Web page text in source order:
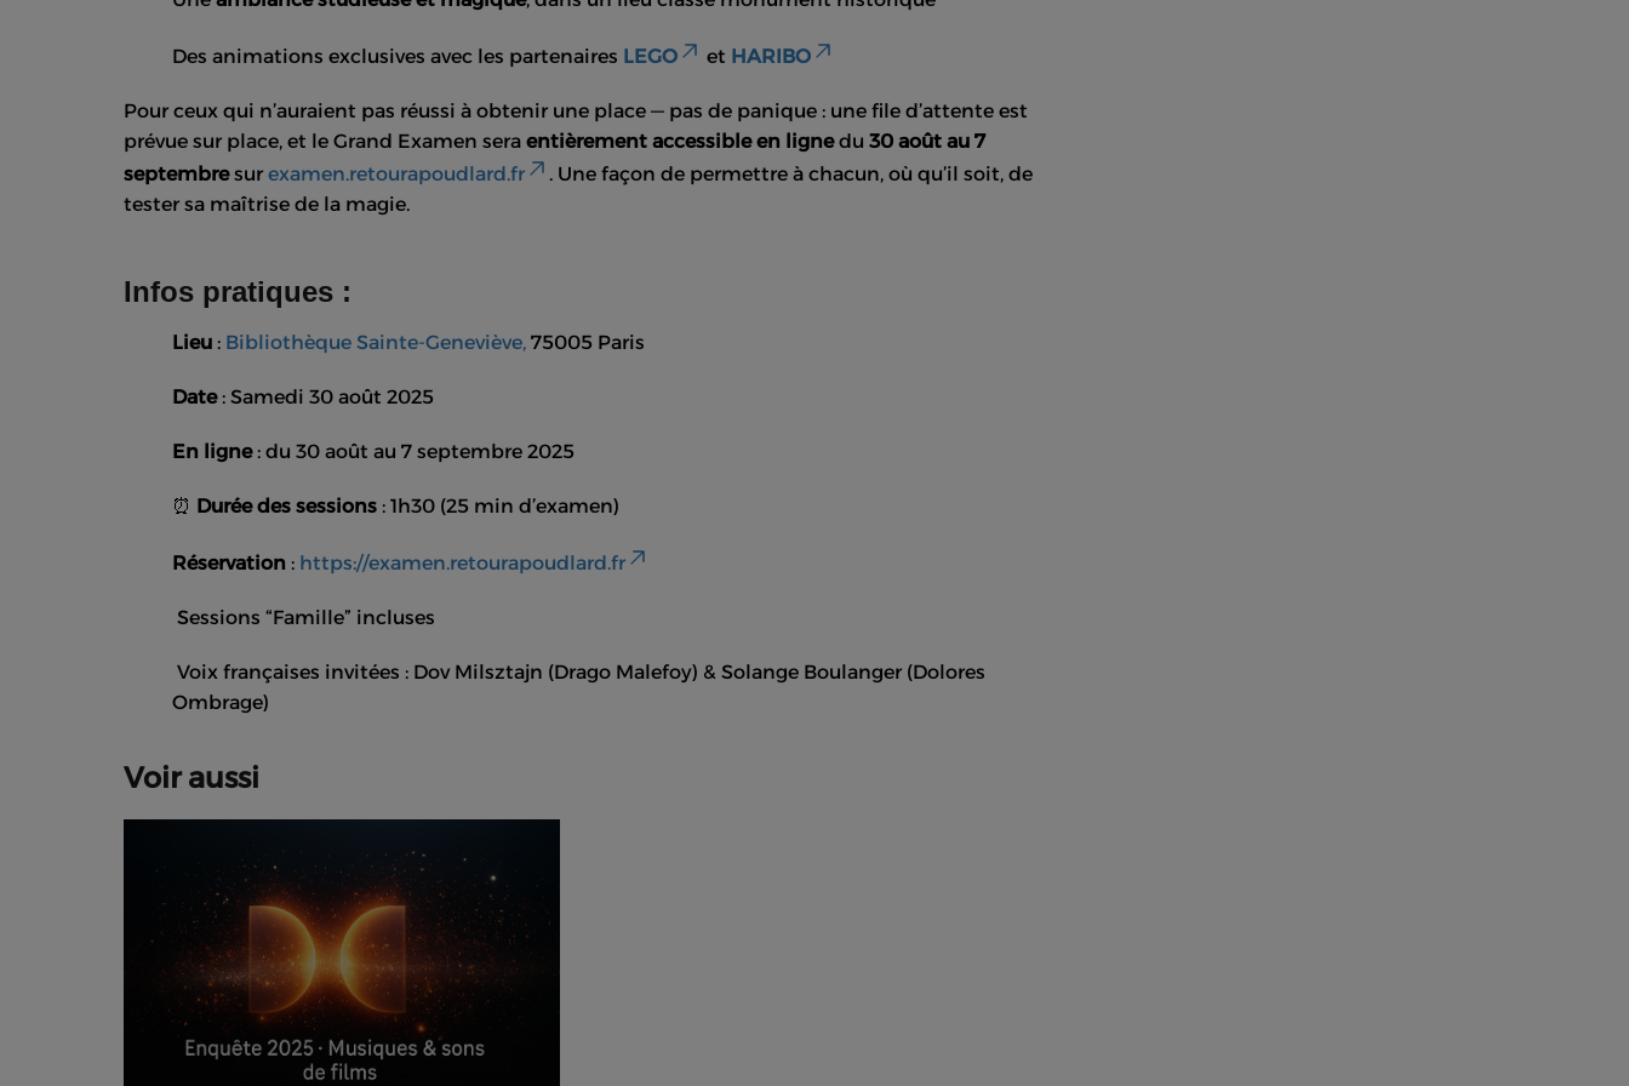
Des animations exclusives avec les partenaires LEGO et HARIBO
Pour ceux qui n’auraient pas réussi à obtenir une place — pas de panique : une file d’attente est
prévue sur place, et le Grand Examen sera entièrement accessible en lignedu 30 août au 7
septembresur examen.retourapoudlard.fr
. Une façon de permettre à chacun, où qu’il soit, de
tester sa maîtrise de la magie.
Infos pratiques :
Lieu : Bibliothèque Sainte-Geneviève, 75005 Paris
Date: Samedi 30 août 2025
En ligne: du 30 août au 7 septembre 2025
⏰ Durée des sessions : 1h30 (25 min d’examen)
Réservation : https://examen.retourapoudlard.fr
Sessions “Famille” incluses
Voix françaises invitées : Dov Milsztajn (Drago Malefoy) & Solange Boulanger (Dolores
Ombrage)
Voir aussi